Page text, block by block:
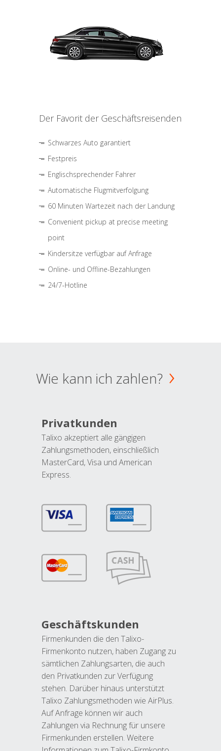
Der Favorit der Geschäftsreisenden
Schwarzes Auto garantiert
Festpreis
Englischsprechender Fahrer
Automatische Flugmitverfolgung
60 Minuten Wartezeit nach der Landung
Convenient pickup at precise meeting
point
Kindersitze verfügbar auf Anfrage
Online- und Offline-Bezahlungen
24/7-Hotline
Wie kann ich zahlen?
Privatkunden
Talixo akzeptiert alle gängigen
Zahlungsmethoden, einschließlich
MasterCard, Visa und American
Express.
Geschäftskunden
Firmenkunden die den Talixo-
Firmenkonto nutzen, haben Zugang zu
sämtlichen Zahlungsarten, die auch
den Privatkunden zur Verfügung
stehen. Darüber hinaus unterstützt
Talixo Zahlungsmethoden wie AirPlus.
Auf Anfrage können wir auch
Zahlungen via Rechnung für unsere
Firmenkunden erstellen. Weitere